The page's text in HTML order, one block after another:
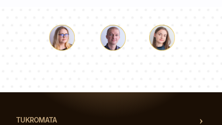
TUKROMATA